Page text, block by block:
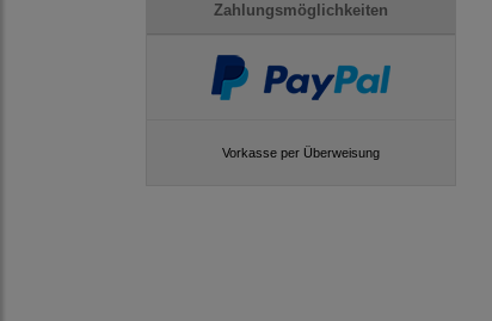
Zahlungsmöglichkeiten
Vorkasse per Überweisung